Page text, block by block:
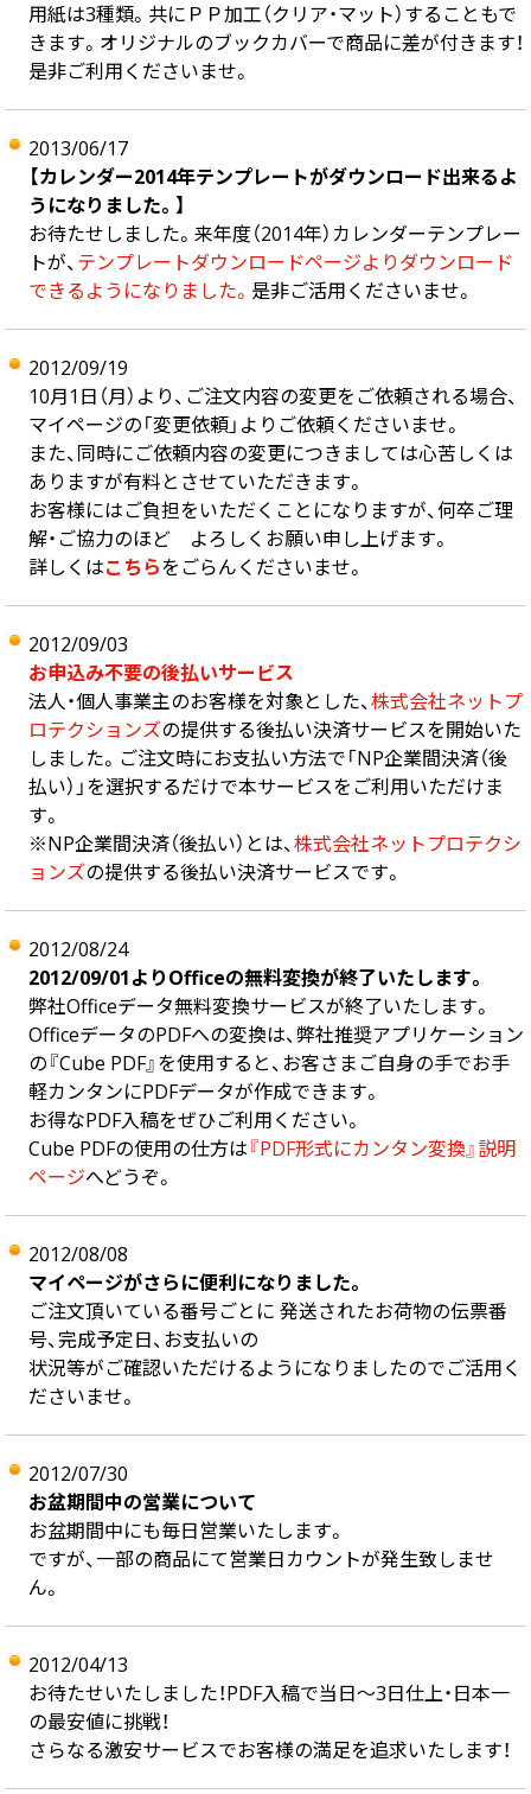
用紙は3種類。共にＰＰ加工（クリア・マット）することもで
きます。オリジナルのブックカバーで商品に差が付きます！
是非ご利用くださいませ。
2013/06/17
【カレンダー2014年テンプレートがダウンロード出来るよ
うになりました。】
お待たせしました。来年度（2014年）カレンダーテンプレー
トが、 テンプレートダウンロードページよりダウンロード
できるようになりました。 是非ご活用くださいませ。
2012/09/19
10月1日（月）より、ご注文内容の変更をご依頼される場合、
マイページの「変更依頼」よりご依頼くださいませ。
また、同時にご依頼内容の変更につきましては心苦しくは
ありますが有料とさせていただきます。
お客様にはご負担をいただくことになりますが、何卒ご理
解・ご協力のほど よろしくお願い申し上げます。
詳しくはこちらをごらんくださいませ。
2012/09/03
お申込み不要の後払いサービス
法人・個人事業主のお客様を対象とした、株式会社ネットプ
ロテクションズの提供する後払い決済サービスを開始いた
しました。ご注文時にお支払い方法で「NP企業間決済（後
払い）」を選択するだけで本サービスをご利用いただけま
す。
※NP企業間決済（後払い）とは、株式会社ネットプロテクシ
ョンズの提供する後払い決済サービスです。
2012/08/24
2012/09/01よりOfficeの無料変換が終了いたします。
弊社Officeデータ無料変換サービスが終了いたします。
OfficeデータのPDFへの変換は、弊社推奨アプリケーション
の『Cube PDF』を使用すると、お客さまご自身の手でお手
軽カンタンにPDFデータが作成できます。
お得なPDF入稿をぜひご利用ください。
Cube PDFの使用の仕方は『PDF形式にカンタン変換』説明
ページへどうぞ。
2012/08/08
マイページがさらに便利になりました。
ご注文頂いている番号ごとに 発送されたお荷物の伝票番
号、完成予定日、お支払いの
状況等がご確認いただけるようになりましたのでご活用く
ださいませ。
2012/07/30
お盆期間中の営業について
お盆期間中にも毎日営業いたします。
ですが、一部の商品にて営業日カウントが発生致しませ
ん。
2012/04/13
お待たせいたしました！PDF入稿で当日～3日仕上・日本一
の最安値に挑戦！
さらなる激安サービスでお客様の満足を追求いたします！